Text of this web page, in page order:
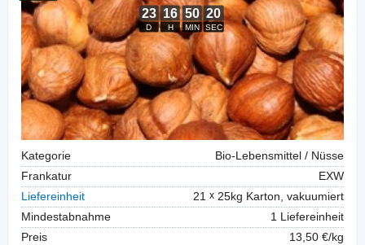
Kategorie
Bio-Lebensmittel / Nüsse
Frankatur
EXW
Liefereinheit
21
25kg Karton, vakuumiert
Mindestabnahme
1 Liefereinheit
Preis
13,50 €/kg